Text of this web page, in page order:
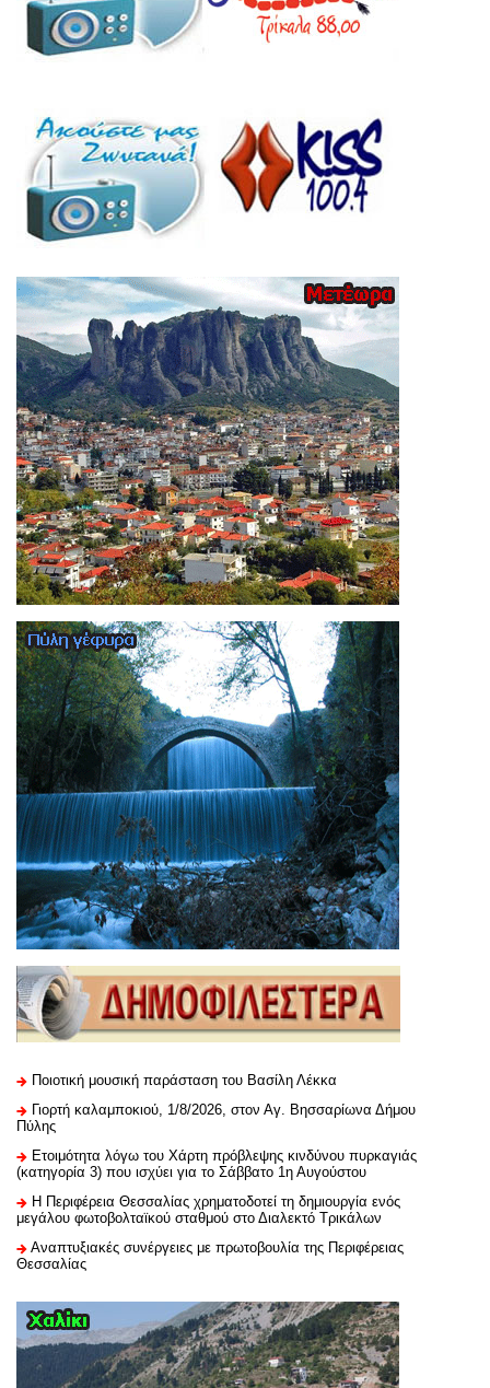
Ποιοτική μουσική παράσταση του Βασίλη Λέκκα
Γιορτή καλαμποκιού, 1/8/2026, στον Αγ. Βησσαρίωνα Δήμου
Πύλης
Ετοιμότητα λόγω του Χάρτη πρόβλεψης κινδύνου πυρκαγιάς
(κατηγορία 3) που ισχύει για το Σάββατο 1η Αυγούστου
H Περιφέρεια Θεσσαλίας χρηματοδοτεί τη δημιουργία ενός
μεγάλου φωτοβολταϊκού σταθμού στο Διαλεκτό Τρικάλων
Αναπτυξιακές συνέργειες με πρωτοβουλία της Περιφέρειας
Θεσσαλίας